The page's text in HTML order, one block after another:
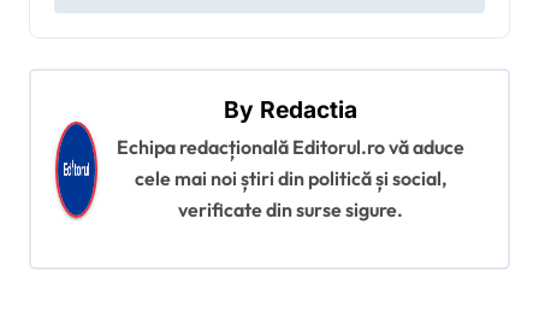
a
r
e
î
n
r
By Redactia
Echipa redacțională Editorul.ro vă aduce
cele mai noi știri din politică și social,
verificate din surse sigure.